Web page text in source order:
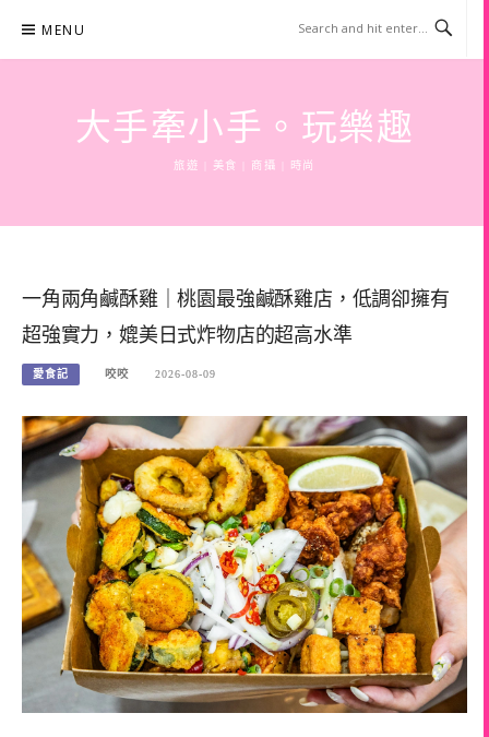
content
MENU
大手牽小手。玩樂趣
旅遊 | 美食 | 商攝 | 時尚
一角兩角鹹酥雞｜桃園最強鹹酥雞店，低調卻擁有
超強實力，媲美日式炸物店的超高水準
愛食記 咬咬 2026-08-09